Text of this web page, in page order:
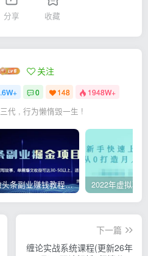
分享 收藏
关注
0 148 1948W+
代 , 行为懒惰毁一生 !
微头条副业赚钱教程，项目单号单天做到50-100+收益
下一篇
缠论实战系统课程(更新26年